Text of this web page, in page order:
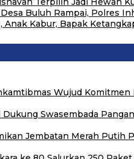
Buluh Rampai, Polres
Kabur, Bapak
Wujud
Swasembada
Jembatan Merah Putih